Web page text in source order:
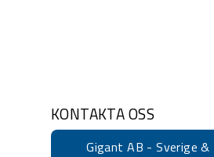
KONTAKTA OSS
Gigant AB - Sverige &